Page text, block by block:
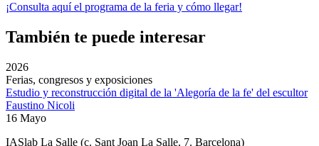
¡Consulta aquí el programa de la feria y cómo llegar!
También te puede interesar
2026
Ferias, congresos y exposiciones
Estudio y reconstrucción digital de la 'Alegoría de la fe' del escultor
Faustino Nicoli
16 Mayo
IASlab La Salle (c. Sant Joan La Salle, 7. Barcelona)